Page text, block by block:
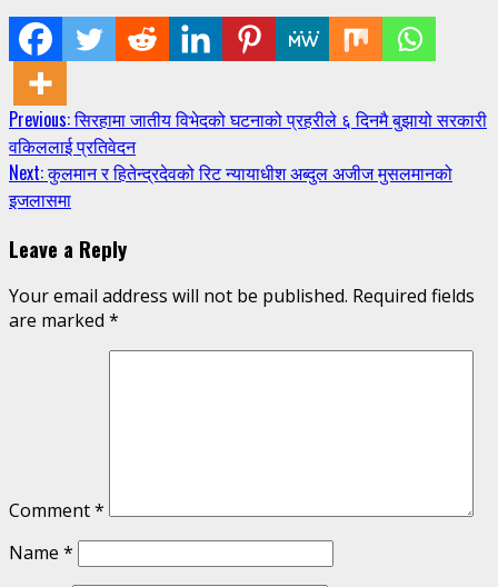
Continue
Reading
Previous:सिरहामा जातीय विभेदको घटनाको प्रहरीले ६ दिनमै बुझायो सरकारी
वकिललाई प्रतिवेदन
Next:कुलमान र हितेन्द्रदेवको रिट न्यायाधीश अब्दुल अजीज मुसलमानको
इजलासमा
Leave a Reply
Your email address will not be published. Required fields
are marked *
Comment*
Name *